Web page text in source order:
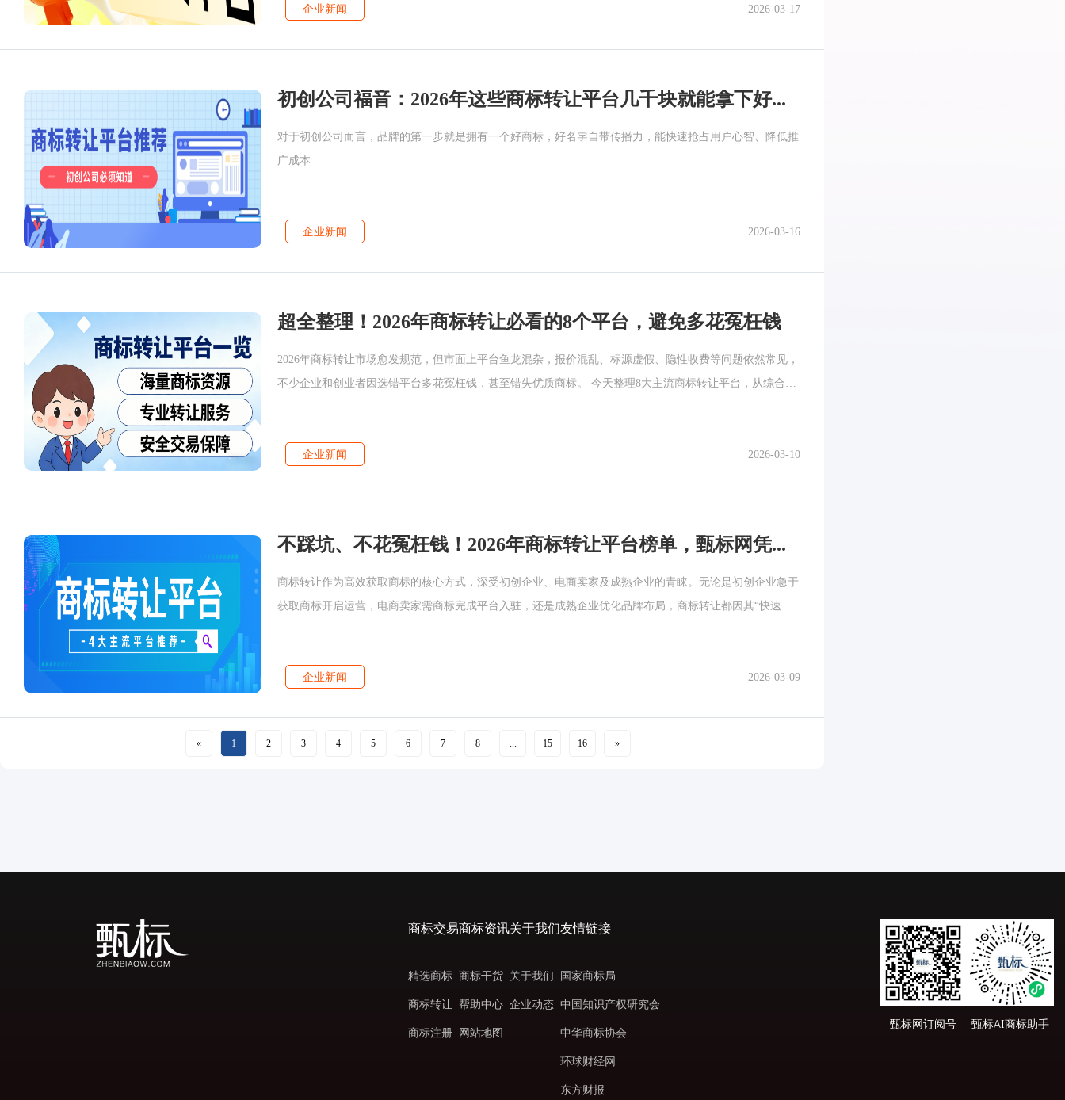
企业新闻 2026-03-17
初创公司福音：2026年这些商标转让平台几千块就能拿下好名字
对于初创公司而言，品牌的第一步就是拥有一个好商标，好名字自带传播力，能快速抢占用户心智、降低推
广成本
企业新闻 2026-03-16
超全整理！2026年商标转让必看的8个平台，避免多花冤枉钱
2026年商标转让市场愈发规范，但市面上平台鱼龙混杂，报价混乱、标源虚假、隐性收费等问题依然常见，
不少企业和创业者因选错平台多花冤枉钱，甚至错失优质商标。 今天整理8大主流商标转让平台，从综合实
企业新闻 2026-03-10
不踩坑、不花冤枉钱！2026年商标转让平台榜单，甄标网凭全流程闭环实力上榜
商标转让作为高效获取商标的核心方式，深受初创企业、电商卖家及成熟企业的青睐。无论是初创企业急于
获取商标开启运营，电商卖家需商标完成平台入驻，还是成熟企业优化品牌布局，商标转让都因其“快速确
企业新闻 2026-03-09
« 1 2 3 4 5 6 7 8 ... 15 16 »
商标交易
精选商标
商标转让
商标注册
商标资讯
商标干货
帮助中心
网站地图
关于我们
关于我们
企业动态
友情链接
国家商标局
中国知识产权研究会
中华商标协会
环球财经网
东方财报
甄标网订阅号 甄标AI商标助手